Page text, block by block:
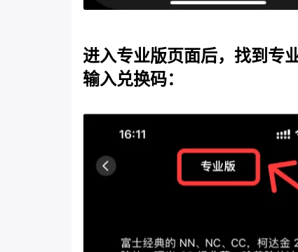
进入专业版⻚面后，找到专
输入兑换码：